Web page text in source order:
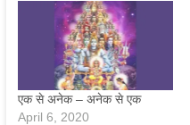
एक से अनेक – अनेक से एक
April 6, 2020